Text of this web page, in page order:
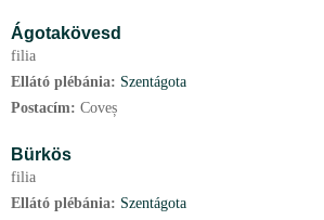
Ágotakövesd
filia
Ellátó plébánia: Szentágota
Postacím: Coveș
Bürkös
filia
Ellátó plébánia: Szentágota